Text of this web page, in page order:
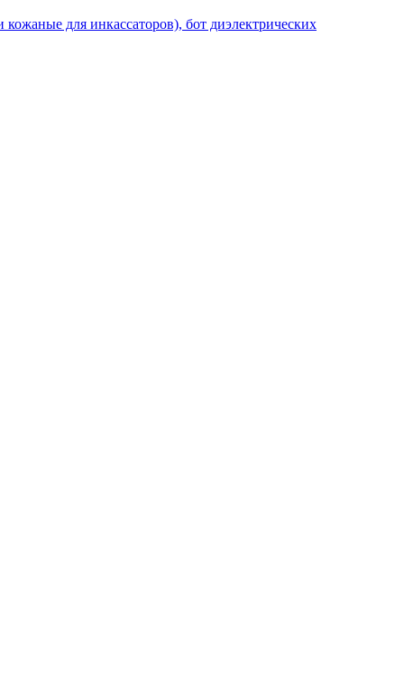
для инкассаторов), бот диэлектрических